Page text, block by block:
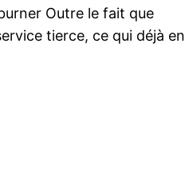
Outre le fait que
tierce, ce qui déjà en